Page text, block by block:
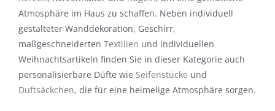
Atmosphäre im Haus zu schaffen. Neben individuell
gestalteter Wanddekoration, Geschirr,
maßgeschneiderten Textilien und individuellen
Weihnachtsartikeln finden Sie in dieser Kategorie auch
personalisierbare Düfte wie Seifenstücke und
Duftsäckchen, die für eine heimelige Atmosphäre sorgen.